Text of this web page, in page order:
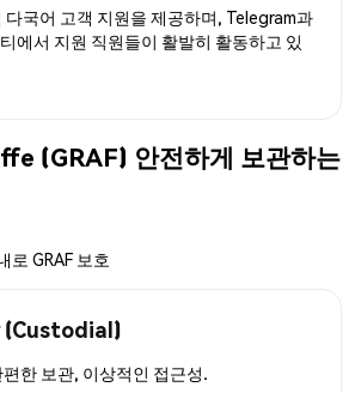
다국어 고객 지원을 제공하며, Telegram과
에서 지원 직원들이 활발히 활동하고 있
(GRAF) 안전하게 보관하는
로 GRAF 보호
(Custodial)
편한 보관, 이상적인 접근성.